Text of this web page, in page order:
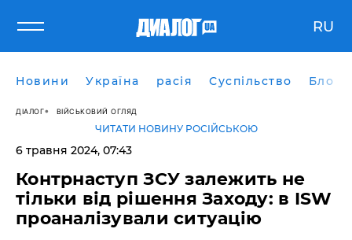
RU
Новини Україна расія Суспільство Блоги
ДІАЛОГ ВІЙСЬКОВИЙ ОГЛЯД
ЧИТАТИ НОВИНУ РОСІЙСЬКОЮ
6 травня 2024, 07:43
Контрнаступ ЗСУ залежить не
тільки від рішення Заходу: в ISW
проаналізували ситуацію